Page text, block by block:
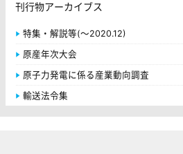
刊行物アーカイブス
特集・解説等(～2020.12)
原産年次大会
原子力発電に係る産業動向調査
輸送法令集